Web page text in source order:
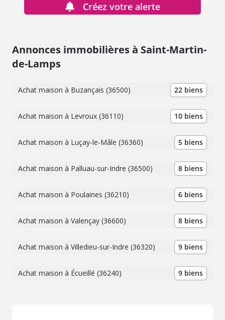
Créez votre alerte
Annonces immobilières à Saint-Martin-
de-Lamps
Achat maison à Buzançais (36500) 22 biens
Achat maison à Levroux (36110) 10 biens
Achat maison à Luçay-le-Mâle (36360) 5 biens
Achat maison à Palluau-sur-Indre (36500) 8 biens
Achat maison à Poulaines (36210) 6 biens
Achat maison à Valençay (36600) 8 biens
Achat maison à Villedieu-sur-Indre (36320) 9 biens
Achat maison à Écueillé (36240) 9 biens